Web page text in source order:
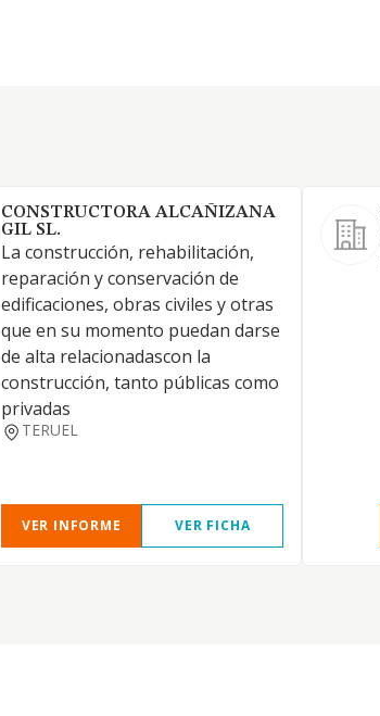
CONSTRUCTORA ALCAÑIZANA
GIL SL.
La construcción, rehabilitación,
reparación y conservación de
edificaciones, obras civiles y otras
que en su momento puedan darse
de alta relacionadascon la
construcción, tanto públicas como
privadas
TERUEL
VER INFORME VER FICHA